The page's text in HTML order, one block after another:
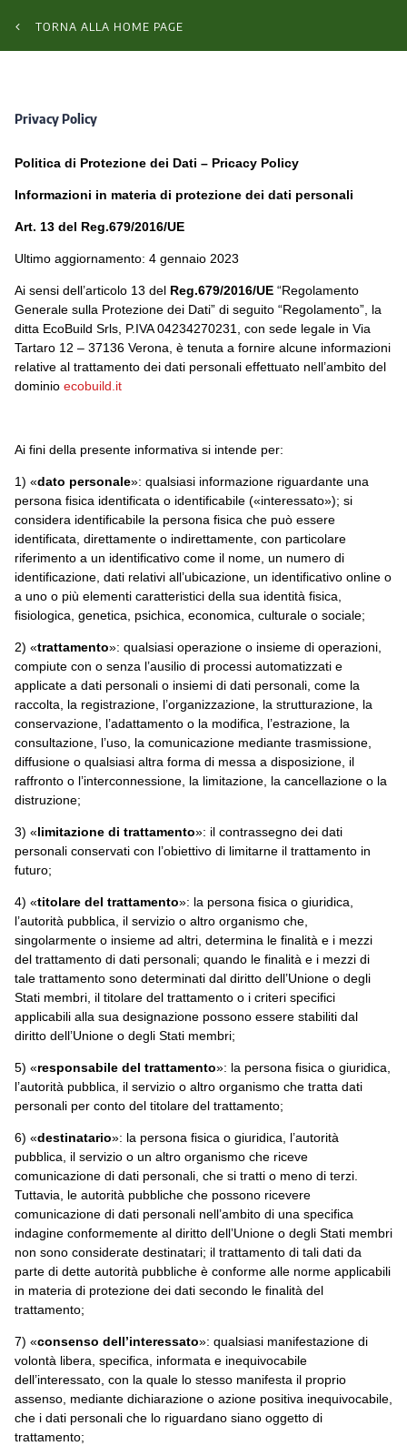
TORNA ALLA HOME PAGE
Privacy Policy
Politica di Protezione dei Dati – Pricacy Policy
Informazioni in materia di protezione dei dati personali
Art. 13 del Reg.679/2016/UE
Ultimo aggiornamento: 4 gennaio 2023
Ai sensi dell’articolo 13 del Reg.679/2016/UE “Regolamento
Generale sulla Protezione dei Dati” di seguito “Regolamento”, la
ditta EcoBuild Srls, P.IVA 04234270231, con sede legale in Via
Tartaro 12 – 37136 Verona, è tenuta a fornire alcune informazioni
relative al trattamento dei dati personali effettuato nell’ambito del
dominio ecobuild.it
Ai fini della presente informativa si intende per:
1) «dato personale»: qualsiasi informazione riguardante una
persona fisica identificata o identificabile («interessato»); si
considera identificabile la persona fisica che può essere
identificata, direttamente o indirettamente, con particolare
riferimento a un identificativo come il nome, un numero di
identificazione, dati relativi all’ubicazione, un identificativo online o
a uno o più elementi caratteristici della sua identità fisica,
fisiologica, genetica, psichica, economica, culturale o sociale;
2) «trattamento»: qualsiasi operazione o insieme di operazioni,
compiute con o senza l’ausilio di processi automatizzati e
applicate a dati personali o insiemi di dati personali, come la
raccolta, la registrazione, l’organizzazione, la strutturazione, la
conservazione, l’adattamento o la modifica, l’estrazione, la
consultazione, l’uso, la comunicazione mediante trasmissione,
diffusione o qualsiasi altra forma di messa a disposizione, il
raffronto o l’interconnessione, la limitazione, la cancellazione o la
distruzione;
3) «limitazione di trattamento»: il contrassegno dei dati
personali conservati con l’obiettivo di limitarne il trattamento in
futuro;
4) «titolare del trattamento»: la persona fisica o giuridica,
l’autorità pubblica, il servizio o altro organismo che,
singolarmente o insieme ad altri, determina le finalità e i mezzi
del trattamento di dati personali; quando le finalità e i mezzi di
tale trattamento sono determinati dal diritto dell’Unione o degli
Stati membri, il titolare del trattamento o i criteri specifici
applicabili alla sua designazione possono essere stabiliti dal
diritto dell’Unione o degli Stati membri;
5) «responsabile del trattamento»: la persona fisica o giuridica,
l’autorità pubblica, il servizio o altro organismo che tratta dati
personali per conto del titolare del trattamento;
6) «destinatario»: la persona fisica o giuridica, l’autorità
pubblica, il servizio o un altro organismo che riceve
comunicazione di dati personali, che si tratti o meno di terzi.
Tuttavia, le autorità pubbliche che possono ricevere
comunicazione di dati personali nell’ambito di una specifica
indagine conformemente al diritto dell’Unione o degli Stati membri
non sono considerate destinatari; il trattamento di tali dati da
parte di dette autorità pubbliche è conforme alle norme applicabili
in materia di protezione dei dati secondo le finalità del
trattamento;
7) «consenso dell’interessato»: qualsiasi manifestazione di
volontà libera, specifica, informata e inequivocabile
dell’interessato, con la quale lo stesso manifesta il proprio
assenso, mediante dichiarazione o azione positiva inequivocabile,
che i dati personali che lo riguardano siano oggetto di
trattamento;